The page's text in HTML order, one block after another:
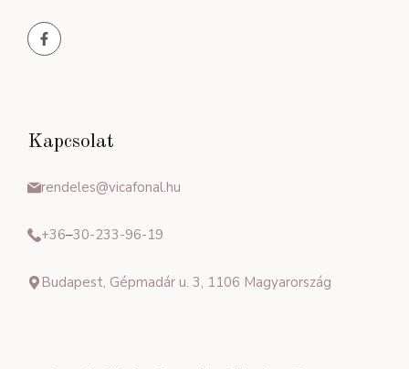
Kapcsolat
rendeles@vicafonal.hu
+36–30-233-96-19
Budapest, Gépmadár u. 3, 1106 Magyarország